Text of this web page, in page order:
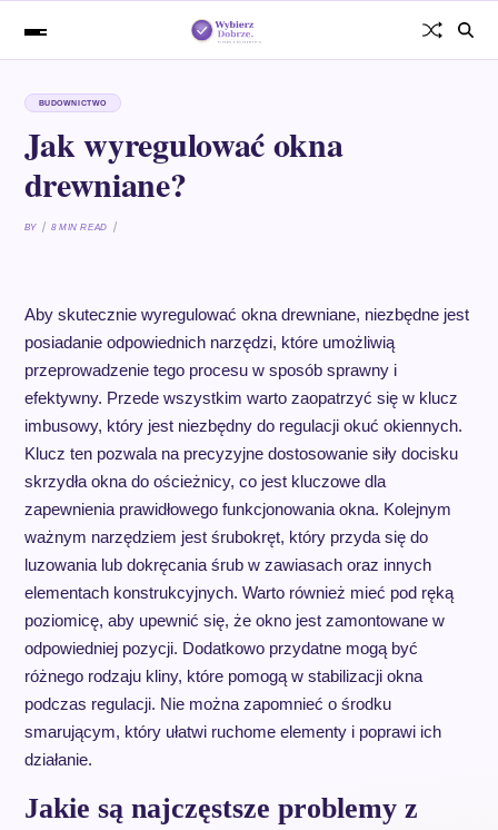
BUDOWNICTWO
Jak wyregulować okna
drewniane?
BY 8 MIN READ
Aby skutecznie wyregulować okna drewniane, niezbędne jest
posiadanie odpowiednich narzędzi, które umożliwią
przeprowadzenie tego procesu w sposób sprawny i
efektywny. Przede wszystkim warto zaopatrzyć się w klucz
imbusowy, który jest niezbędny do regulacji okuć okiennych.
Klucz ten pozwala na precyzyjne dostosowanie siły docisku
skrzydła okna do ościeżnicy, co jest kluczowe dla
zapewnienia prawidłowego funkcjonowania okna. Kolejnym
ważnym narzędziem jest śrubokręt, który przyda się do
luzowania lub dokręcania śrub w zawiasach oraz innych
elementach konstrukcyjnych. Warto również mieć pod ręką
poziomicę, aby upewnić się, że okno jest zamontowane w
odpowiedniej pozycji. Dodatkowo przydatne mogą być
różnego rodzaju kliny, które pomogą w stabilizacji okna
podczas regulacji. Nie można zapomnieć o środku
smarującym, który ułatwi ruchome elementy i poprawi ich
działanie.
Jakie są najczęstsze problemy z